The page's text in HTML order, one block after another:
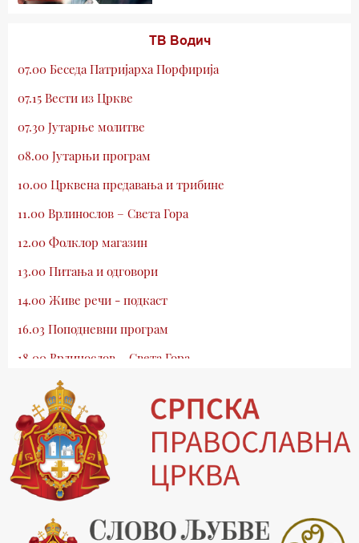
ТВ Водич
07.00 Беседа Патријарха Порфирија
07.15 Вести из Цркве
07.30 Јутарње молитве
08.00 Јутарњи програм
10.00 Црквена предавања и трибине
11.00 Врлинослов – Света Гора
12.00 Фолклор магазин
13.00 Питања и одговори
14.00 Живе речи - подкаст
16.03 Поподневни програм
18.00 Врлинослов – Света Гора
19.03 Атлас памћења
19.30 Вечерње молитве
20.00 Вести из Цркве
20.15 Реч архијереја
20.30 Млади у Цркви
21.03 Гугл пита